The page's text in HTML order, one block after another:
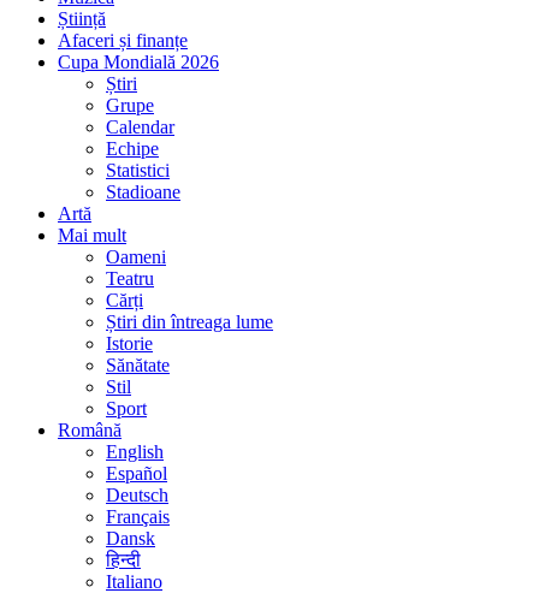
Știință
Afaceri și finanțe
Cupa Mondială 2026
Știri
Grupe
Calendar
Echipe
Statistici
Stadioane
Artă
Mai mult
Oameni
Teatru
Cărți
Știri din întreaga lume
Istorie
Sănătate
Stil
Sport
Română
English
Español
Deutsch
Français
Dansk
हिन्दी
Italiano